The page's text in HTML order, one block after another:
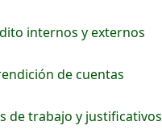
internos y externos
de cuentas
de trabajo y justificativos